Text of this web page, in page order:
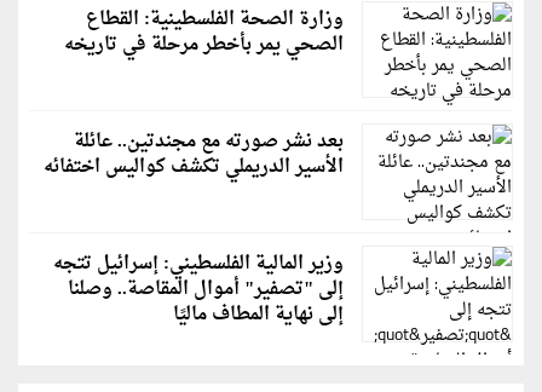
وزارة الصحة الفلسطينية: القطاع
الصحي يمر بأخطر مرحلة في تاريخه
بعد نشر صورته مع مجندتين.. عائلة
الأسير الدريملي تكشف كواليس اختفائه
وزير المالية الفلسطيني: إسرائيل تتجه
إلى "تصفير" أموال المقاصة.. وصلنا
إلى نهاية المطاف ماليًا